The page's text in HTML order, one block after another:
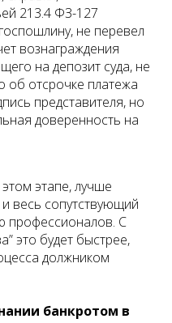
213.4 ФЗ-127
не перевел
вознаграждения
на депозит суда, не
об отсрочке платежа
представителя, но
доверенность на
этапе, лучше
весь сопутствующий
профессионалов. С
это будет быстрее,
должником
банкротом в